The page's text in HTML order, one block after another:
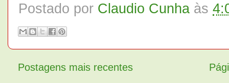
Postado por Claudio Cunha às
Postagens mais recentes